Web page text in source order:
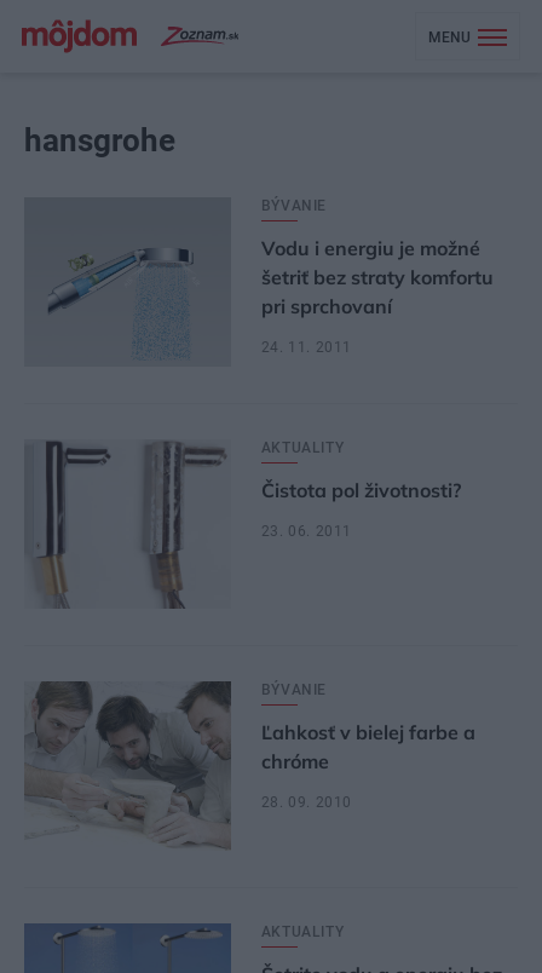
MENU
hansgrohe
BÝVANIE
Vodu i energiu je možné
šetriť bez straty komfortu
pri sprchovaní
24. 11. 2011
AKTUALITY
Čistota pol životnosti?
23. 06. 2011
BÝVANIE
Ľahkosť v bielej farbe a
chróme
28. 09. 2010
AKTUALITY